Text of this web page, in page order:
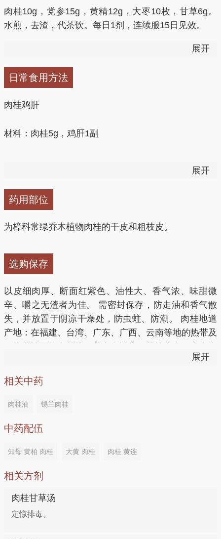
肉桂图片
(2)抗凝作用
的功效；桂皮酸、香豆素有预防静脉或动脉血栓形成的
作用，也能增加心脏冠状动脉流量。
3.肉桂的降血耱作用
肉桂对于糖尿病及其并发症的症状及实验室指标等都有
4.肉桂的抗氧化作用
肉桂中强天然抗氧化组分属亲脂性的萜烯类化合物；肉
桂精油对油脂有较好的抗氧化作用；肉桂醇提取物具有
很強的抑制脂质过氧化活性；肉桂热水提取物能抑制或
活性氧自由基。
患有干燥综合征、红斑狼疮、糖尿病、癌症、结核病、
更年期综合征、慢性肝病、 出血性疾病、大便干燥、
哮喘合并进展期肺结核或心功能代偿不全、高度衰弱者
慎用。
超量、久服，可引起头晕、目眩、眼胀、眼涩、口干、
佳、便血等毒副反应，少尿闭、排尿困难等症状。
肉桂有小毒，用量不宜过大，一般服用后发生头晕、眼
花、眼胀、眼涩、咳嗽、尿少、干渴等，则为中毒症
状，应及时就医。
肉桂10g，党参15g，黄精12g，大枣10枚，甘草6g。
水煎，去渣，代茶饮。每日1剂，连续服15日见效。
2、温中散寒：肉桂5g，车前草30g，大米50g，红糖适
量。先将肉桂和车前草用水煮半小时，捞去药渣，把大
米放入药汁，大火烧开，再用小火将粥煮烂，加红糖调
温水送服。
4、治妇女产后腹痛：用肉桂3～6g，红糖12g，水煎去
在月经前用3g肉桂、9g山楂肉、30g红糖，适量水煎煮
三五分祌，分2次服可治月经来潮时腹胀痛。
5、治疗小儿腹泻：用桂皮6g，丁香6g，共研细末，放
入膏药中，贴患儿肚脐。
6、治肾阳不足引起的腰酸腹痛，畏寒肢冷，阳痿遗
精，大便溏薄：肉桂、山茱萸、炙甘草各3g，熟地
黄、杜仲各9g，山药、枸杞子、附子各6g。水煎，去
渣，取汁，温服。
7、治痛经、经闭、月经不调：肉桂、当归、川芎、莪
术、牡丹皮各3g，人参、牛膝、甘草各4g。水煎，去
肉桂、干姜各60g，皂荚30g。先将干姜、皂荚切碎，
丸，如黄豆大，每次10丸，每日2～3次，开水送服。
方二：治月经来潮时腹胀痛
展开
日常食用方法
肉桂鸡肝
材料：肉桂5g，鸡肝1副
做法：1、肉桂洗净；鸡肝洗净，剖成4片。
适量清水，再将之放入锅内隔水炖熟即可。
养身功效：温补肾阳，和暖脾胃。
心绞痛、痛经
功效：通经止痛
做法：肉桂200克，生姜150克，吴茱萸100克，共研
毫升，每日2次，加热后服用。忌生葱。
痛经（寒凝血瘀型）
展开
药用部位
为樟科常绿乔木植物肉桂的干皮和粗枝皮。
选购保存
以皮细肉厚、断面红紫色、油性大、香气浓、味甜微
辛、嚼之无渣者为佳。 需密封保存，防走油和香气散
失，并放置于阴凉干燥处，防虫蛀、防潮。 肉桂地道
产地：在福建、台湾、广东、广西、云南等地的热带及
展开
相关中药
肉桂油 锡兰肉桂
中药配伍
知母 黄柏 肉桂 大黄 肉桂 肉桂 黄连
相关方剂
肉桂甘草汤
定惊排毒。